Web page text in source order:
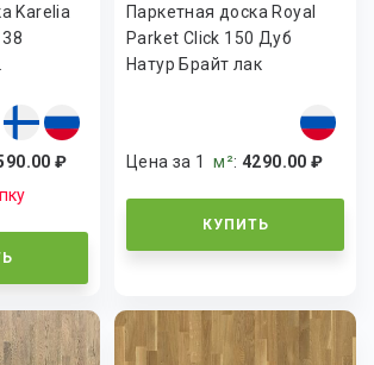
Karelia
₽
Паркетная доска Royal
Parket Click 150 Дуб
Натур Брайт лак
Цена за 1м²:4290.00 ₽
КУПИТЬ